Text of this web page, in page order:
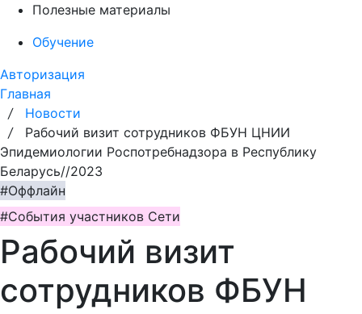
Полезные материалы
Обучение
Авторизация
Главная
/
Новости
/
Рабочий визит сотрудников ФБУН ЦНИИ
Эпидемиологии Роспотребнадзора в Республику
Беларусь//2023
#Оффлайн
#События участников Сети
Рабочий визит
сотрудников ФБУН